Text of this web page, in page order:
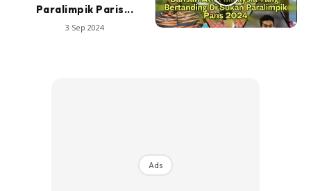
Paralimpik Paris...
3 Sep 2024
Ads